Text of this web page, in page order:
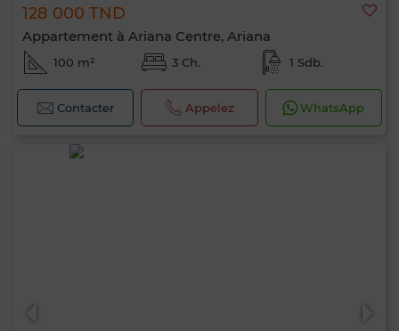
128 000 TND
Appartement à Ariana Centre, Ariana
100 m² 3 Ch. 1 Sdb.
Contacter Appelez WhatsApp